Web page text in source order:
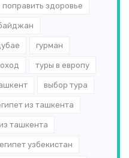
поправить здоровье
гурман
туры в европу
выбор тура
из ташкента
ташкента
египет узбекистан